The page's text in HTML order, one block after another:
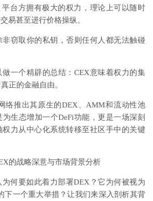
平台方拥有极大的权力，理论上可以随时
易甚至进行价格操纵。
非窃取你的私钥，否则任何人都无法触碰
做一个精辟的总结：CEX意味着权力的集
正的金融自由。
络推出其原生的DEX、AMM和流动性池
生态增加一个DeFi功能，更是一场深刻
力从中心化系统转移至社区手中的关键
的战略深意与市场背景分析
何要如此着力部署DEX？它为何被视为
下一个重大举措？让我们来深入剖析其背